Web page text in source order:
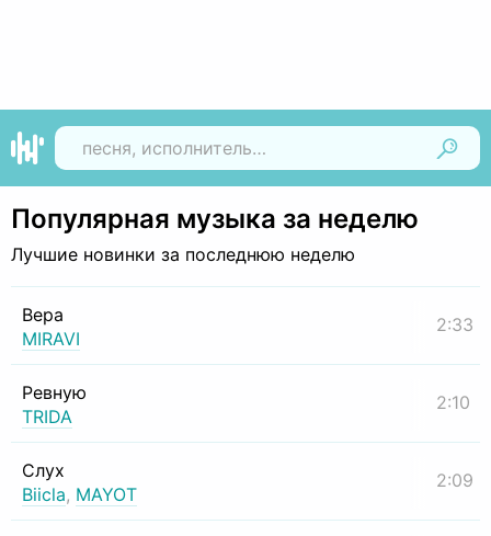
Популярная музыка за неделю
Лучшие новинки за последнюю неделю
Вера
MIRAVI
2:33
Ревную
TRIDA
2:10
Слух
Biicla, MAYOT
2:09